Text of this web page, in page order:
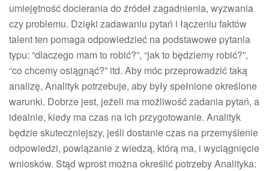
umiejętność docierania do źródeł zagadnienia, wyzwania
czy problemu. Dzięki zadawaniu pytań i łączeniu faktów
talent ten pomaga odpowiedzieć na podstawowe pytania
typu: “dlaczego mam to robić?”, “jak to będziemy robić?”,
“co chcemy osiągnąć?” itd. Aby móc przeprowadzić taką
analizę, Analityk potrzebuje, aby były spełnione określone
warunki. Dobrze jest, jeżeli ma możliwość zadania pytań, a
idealnie, kiedy ma czas na ich przygotowanie. Analityk
będzie skuteczniejszy, jeśli dostanie czas na przemyślenie
odpowiedzi, powiązanie z wiedzą, którą ma, i wyciągnięcie
wniosków. Stąd wprost można określić potrzeby Analityka: